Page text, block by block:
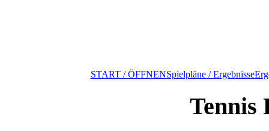
START / ÖFFNENSpielpläne / Ergebnisse
Tennis